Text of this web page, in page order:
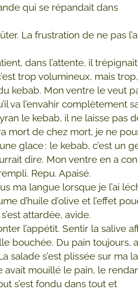
qui se répandait dans
La frustration de ne pas
dans l’attente, il
trop volumineux, mais trop,
kebab. Mon ventre le veut
va l’envahir complètement
le kebab, il ne laisse pas
mort de chez mort, je ne
glace : le kebab, c’est un
dire. Mon ventre en a
Repu. Apaisé.
ma langue lorsque je l’ai
d’huile d’olive et l’effet
attardée, avide.
l’appétit. Sentir la salive
bouchée. Du pain toujours,
salade s’est plissée sur ma
avait mouillé le pain, le
s’est fondu dans tout et